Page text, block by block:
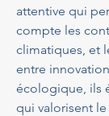
attentive qui
compte les
climatiques, et
entre
écologique, ils
qui valorisent le